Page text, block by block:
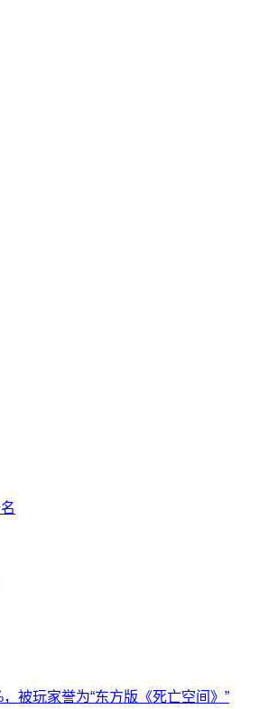
被玩家誉为“东方版《死亡空间》”